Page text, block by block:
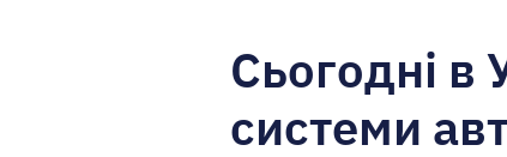
Сьогодні в
системи